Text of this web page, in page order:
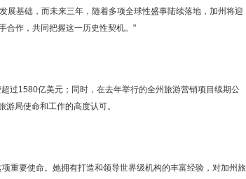
基础，而未来三年，随着多项全球性盛事陆续落地，加州将迎
合作，共同把握这一历史性契机。"
过1580亿美元；同时，在去年举行的全州旅游营销项目续期公
局使命和工作的高度认可。
重要使命。她拥有打造和领导世界级机构的丰富经验，对加州旅